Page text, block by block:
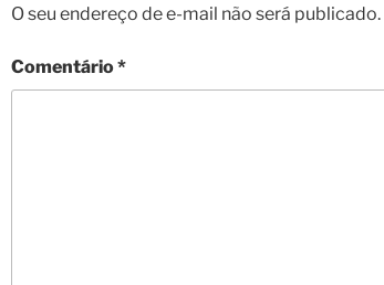
O seu endereço de e-mail não será publicado.
Comentário*